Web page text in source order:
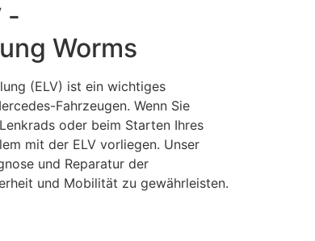
-
Worms
(ELV) ist ein wichtiges
Fahrzeugen. Wenn Sie
oder beim Starten Ihres
mit der ELV vorliegen. Unser
und Reparatur der
und Mobilität zu gewährleisten.